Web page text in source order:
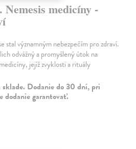
medicíny -
stal významným nebezpečím pro zdraví.
odvážný a promyšlený útok na
jejíž zvyklosti a rituály
Dodanie do 30 dní, pri
dodanie garantovať.